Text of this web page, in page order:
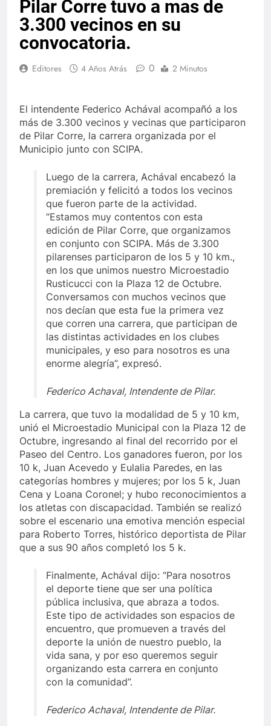
Pilar Corre tuvo a mas de
3.300 vecinos en su
convocatoria.
Editores 4 Años Atrás 0 2 Minutos
El intendente Federico Achával acompañó a los
más de 3.300 vecinos y vecinas que participaron
de Pilar Corre, la carrera organizada por el
Municipio junto con SCIPA.
Luego de la carrera, Achával encabezó la
premiación y felicitó a todos los vecinos
que fueron parte de la actividad.
“Estamos muy contentos con esta
edición de Pilar Corre, que organizamos
en conjunto con SCIPA. Más de 3.300
pilarenses participaron de los 5 y 10 km.,
en los que unimos nuestro Microestadio
Rusticucci con la Plaza 12 de Octubre.
Conversamos con muchos vecinos que
nos decían que esta fue la primera vez
que corren una carrera, que participan de
las distintas actividades en los clubes
municipales, y eso para nosotros es una
enorme alegría”, expresó.
Federico Achaval, Intendente de Pilar.
La carrera, que tuvo la modalidad de 5 y 10 km,
unió el Microestadio Municipal con la Plaza 12 de
Octubre, ingresando al final del recorrido por el
Paseo del Centro. Los ganadores fueron, por los
10 k, Juan Acevedo y Eulalia Paredes, en las
categorías hombres y mujeres; por los 5 k, Juan
Cena y Loana Coronel; y hubo reconocimientos a
los atletas con discapacidad. También se realizó
sobre el escenario una emotiva mención especial
para Roberto Torres, histórico deportista de Pilar
que a sus 90 años completó los 5 k.
Finalmente, Achával dijo: “Para nosotros
el deporte tiene que ser una política
pública inclusiva, que abraza a todos.
Este tipo de actividades son espacios de
encuentro, que promueven a través del
deporte la unión de nuestro pueblo, la
vida sana, y por eso queremos seguir
organizando esta carrera en conjunto
con la comunidad”.
Federico Achaval, Intendente de Pilar.